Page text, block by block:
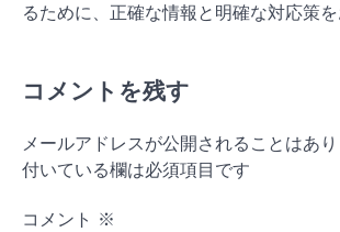
るために、正確な情報と明確な対応策を
コメントを残す
メールアドレスが公開されることはあり
付いている欄は必須項目です
コメント ※